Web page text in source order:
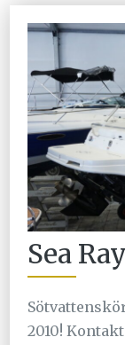
Sea
2010!